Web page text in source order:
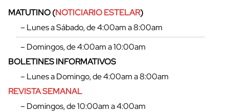
MATUTINO (NOTICIARIO ESTELAR)
– Lunes a Sábado, de 4:00am a 8:00am
– Domingos, de 4:00am a 10:00am
BOLETINES INFORMATIVOS
– Lunes a Domingo, de 4:00am a 8:00am
REVISTA SEMANAL
– Domingos, de 10:00am a 4:00am